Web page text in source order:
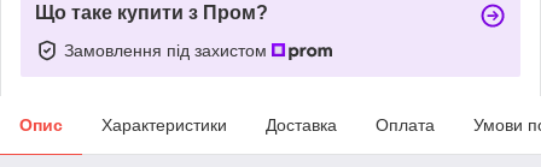
Що таке купити з Пром?
Замовлення під захистом
Опис Характеристики Доставка Оплата Умови